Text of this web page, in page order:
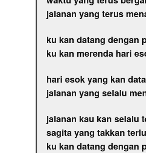
jalanan yang terus
ku kan datang dengan
ku kan merenda hari
hari esok yang kan
jalanan yang selalu
jalanan kau kan selalu
sagita yang takkan
ku kan datang dengan